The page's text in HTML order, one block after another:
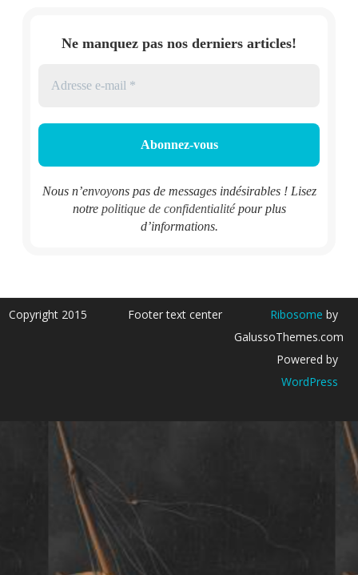
Ne manquez pas nos derniers articles!
Nous n’envoyons pas de messages indésirables ! Lisez
notre politique de confidentialitépour plus
d’informations.
Copyright 2015 Footer text center Ribosome by
GalussoThemes.com
Powered by
WordPress